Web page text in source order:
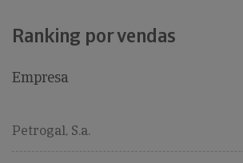
Ranking por vendas
Empresa
Petrogal, S.a.